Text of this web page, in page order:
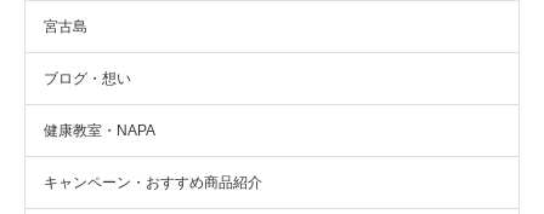
宮古島
ブログ・想い
健康教室・NAPA
キャンペーン・おすすめ商品紹介